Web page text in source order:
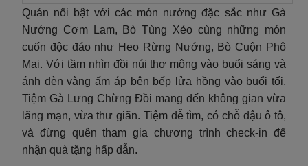
Quán nổi bật với các món nướng đặc sắc như Gà
Nướng Cơm Lam, Bò Tùng Xẻo cùng những món
cuốn độc đáo như Heo Rừng Nướng, Bò Cuộn Phô
Mai. Với tầm nhìn đồi núi thơ mộng vào buổi sáng và
ánh đèn vàng ấm áp bên bếp lửa hồng vào buổi tối,
Tiệm Gà Lưng Chừng Đồi mang đến không gian vừa
lãng mạn, vừa thư giãn. Tiệm dễ tìm, có chỗ đậu ô tô,
và đừng quên tham gia chương trình check-in để
nhận quà tặng hấp dẫn.